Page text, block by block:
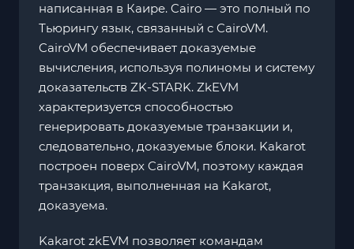
написанная в Каире. Cairo — это полный по
Тьюрингу язык, связанный с CairoVM.
CairoVM обеспечивает доказуемые
вычисления, используя полиномы и систему
доказательств ZK-STARK. ZkEVM
характеризуется способностью
генерировать доказуемые транзакции и,
следовательно, доказуемые блоки. Kakarot
построен поверх CairoVM, поэтому каждая
транзакция, выполненная на Kakarot,
доказуема.
Kakarot zkEVM позволяет командам